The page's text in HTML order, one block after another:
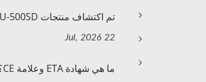
تم اكتشاف منتجات GU-500SD المقلدة
22 Jul, 2026
ما هي شهادة ETA وعلامة CE؟